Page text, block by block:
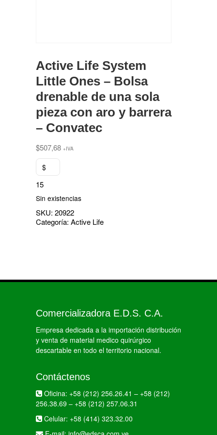
Active Life System
Little Ones – Bolsa
drenable de una sola
pieza con aro y barrera
– Convatec
$507,68 +IVA
$
15
Sin existencias
SKU: 20922
Categoría: Active Life
Comercializadora E.D.S. C.A.
Empresa dedicada a la importación distribución
y venta de material medico quirúrgico
descartable en todo el territorio nacional.
Contáctenos
Oficina: +58 (212) 256.26.41 – +58 (212)
256.38.69 – +58 (212) 257.06.31
Celular: +58 (414) 323.32.00